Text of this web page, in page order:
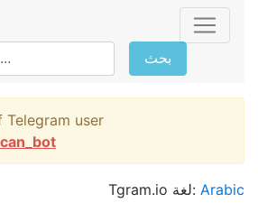
بحث
user
Tgram.io لغة: Arabic